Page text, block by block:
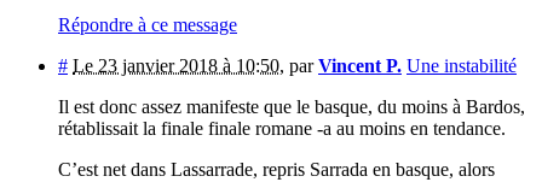
Répondre à ce message
# Le 23 janvier 2018 à 10:50, parVincent P. Une instabilité
Il est donc assez manifeste que le basque, du moins à Bardos,
rétablissait la finale finale romane -a au moins en tendance.
C’est net dans Lassarrade, repris Sarrada en basque, alors